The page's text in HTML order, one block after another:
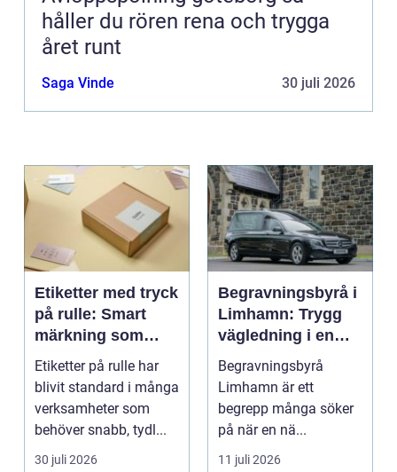
håller du rören rena och trygga
året runt
Saga Vinde 30 juli 2026
Etiketter med tryck
på rulle: Smart
märkning som
stärker både flöde
och varumärke
Etiketter på rulle har
blivit standard i många
verksamheter som
behöver snabb, tydl...
30 juli 2026
Begravningsbyrå i
Limhamn: Trygg
vägledning i en
svår tid
Begravningsbyrå
Limhamn är ett
begrepp många söker
på när en nä...
11 juli 2026